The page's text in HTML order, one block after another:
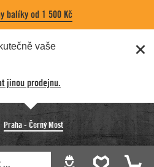
balíky od 1 500 Kč
vaše
jinou prodejnu.
Praha - Černý Most